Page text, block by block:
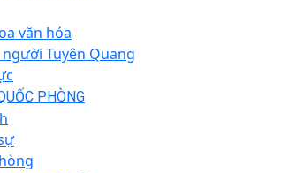
văn hóa
Tuyên Quang
PHÒNG